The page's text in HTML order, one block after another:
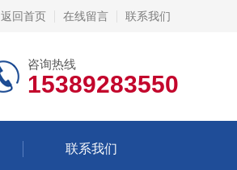
返回首页 在线留言 联系我们
咨询热线
15389283550
联系我们